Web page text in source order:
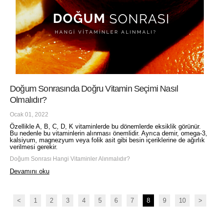
Doğum Sonrasında Doğru Vitamin Seçimi Nasıl
Olmalıdır?
Ocak 01, 2022
Özellikle A, B, C, D, K vitaminlerde bu dönemlerde eksiklik görünür.
Bu nedenle bu vitaminlerin alınması önemlidir. Ayrıca demir, omega-3,
kalsiyum, magnezyum veya folik asit gibi besin içeriklerine de ağırlık
verilmesi gerekir.
Doğum Sonrası Hangi Vitaminler Alınmalıdır?
Devamını oku
< 1 2 3 4 5 6 7 8 9 10 >